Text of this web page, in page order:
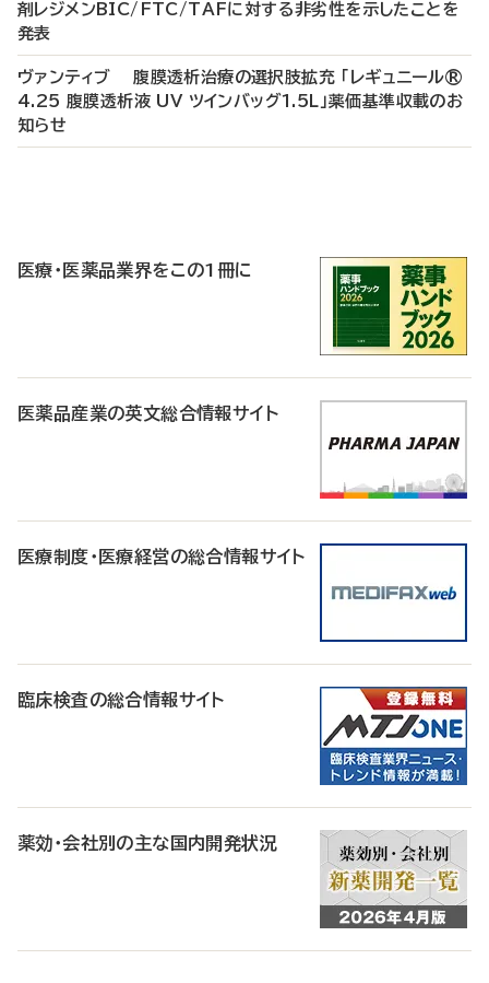
剤レジメンBIC/FTC/TAFに対する非劣性を示したことを
発表
ヴァンティブ 腹膜透析治療の選択肢拡充 「レギュニール®
4.25 腹膜透析液 UV ツインバッグ1.5L」薬価基準収載のお
知らせ
医療・医薬品業界をこの1冊に
医薬品産業の英文総合情報サイト
医療制度・医療経営の総合情報サイト
臨床検査の総合情報サイト
薬効・会社別の主な国内開発状況